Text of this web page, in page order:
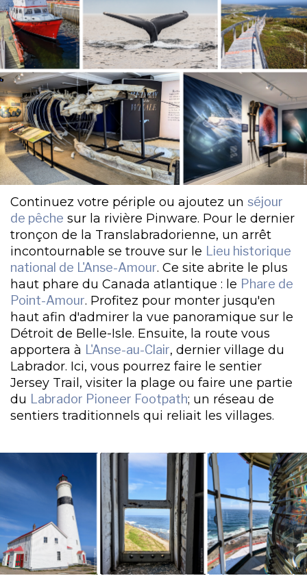
Continuez votre périple ou ajoutez un séjour
de pêche sur la rivière Pinware. Pour le dernier
tronçon de la Translabradorienne, un arrêt
incontournable se trouve sur le Lieu historique
national de L'Anse-Amour. Ce site abrite le plus
haut phare du Canada atlantique : le Phare de
Point-Amour. Profitez pour monter jusqu'en
haut afin d'admirer la vue panoramique sur le
Détroit de Belle-Isle. Ensuite, la route vous
apportera à L'Anse-au-Clair, dernier village du
Labrador. Ici, vous pourrez faire le sentier
Jersey Trail, visiter la plage ou faire une partie
du Labrador Pioneer Footpath; un réseau de
sentiers traditionnels qui reliait les villages.